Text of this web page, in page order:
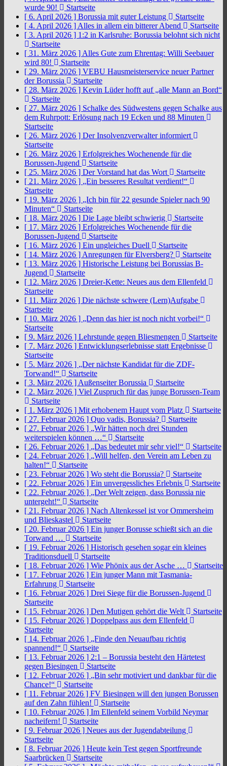
wurde 90!
Startseite
[ 6. April 2026 ] Borussia mit guter Leistung
Startseite
[ 4. April 2026 ] Alles in allem ein bitterer Abend
Startseite
[ 3. April 2026 ] 1:2 in Karlsruhe: Borussia belohnt sich nicht
Startseite
[ 31. März 2026 ] Alles Gute zum Ehrentag: Willi Seebauer
wird 80!
Startseite
[ 29. März 2026 ] VEBU Hausmeisterservice neuer Partner
der Borussia
Startseite
[ 28. März 2026 ] Kevin Lüder hofft auf „alle Mann an Bord“
Startseite
[ 27. März 2026 ] Schalke des Südwestens gegen Schalke aus
dem Ruhrpott: Erlösung nach 19 Ecken und 88 Minuten
Startseite
[ 26. März 2026 ] Der Insolvenzverwalter informiert
Startseite
[ 26. März 2026 ] Erfolgreiches Wochenende für die
Borussen-Jugend
Startseite
[ 25. März 2026 ] Der Vorstand hat das Wort
Startseite
[ 21. März 2026 ] „Ein besseres Resultat verdient!“
Startseite
[ 19. März 2026 ] „Ich bin für 22 gesunde Spieler nach 90
Minuten“
Startseite
[ 18. März 2026 ] Die Lage bleibt schwierig
Startseite
[ 17. März 2026 ] Erfolgreiches Wochenende für die
Borussen-Jugend
Startseite
[ 16. März 2026 ] Ein ungleiches Duell
Startseite
[ 14. März 2026 ] Anregungen für Elversberg?
Startseite
[ 13. März 2026 ] Historische Leistung bei Borussias B-
Jugend
Startseite
[ 12. März 2026 ] Dreier-Kette: Neues aus dem Ellenfeld
Startseite
[ 11. März 2026 ] Die nächste schwere (Lern)Aufgabe
Startseite
[ 10. März 2026 ] „Denn das hier ist noch nicht vorbei!“
Startseite
[ 9. März 2026 ] Lehrstunde gegen Bliesmengen
Startseite
[ 7. März 2026 ] Entwicklungserlebnisse statt Ergebnisse
Startseite
[ 5. März 2026 ] „Der nächste Kandidat für die ZDF-
Torwand!“
Startseite
[ 3. März 2026 ] Außenseiter Borussia
Startseite
[ 2. März 2026 ] Viel Zuspruch für das junge Borussen-Team
Startseite
[ 1. März 2026 ] Mit erhobenem Haupt vom Platz
Startseite
[ 27. Februar 2026 ] Quo vadis, Borussia?
Startseite
[ 27. Februar 2026 ] „Wir hätten noch drei Stunden
weiterspielen können …“
Startseite
[ 26. Februar 2026 ] „Das bedeutet mir sehr viel!“
Startseite
[ 24. Februar 2026 ] „Will helfen, den Verein am Leben zu
halten!“
Startseite
[ 23. Februar 2026 ] Wo steht die Borussia?
Startseite
[ 22. Februar 2026 ] Ein unvergessliches Erlebnis
Startseite
[ 22. Februar 2026 ] „Der Welt zeigen, dass Borussia nie
untergeht!“
Startseite
[ 21. Februar 2026 ] Nach Altenkessel ist vor Ommersheim
und Blieskastel
Startseite
[ 20. Februar 2026 ] Ein junger Borusse schießt sich an die
Torwand …
Startseite
[ 19. Februar 2026 ] Historisch gesehen sogar ein kleines
Traditionsduell
Startseite
[ 18. Februar 2026 ] Wie Phönix aus der Asche …
Startseite
[ 17. Februar 2026 ] Ein junger Mann mit Tasmania-
Erfahrung
Startseite
[ 16. Februar 2026 ] Drei Siege für die Borussen-Jugend
Startseite
[ 15. Februar 2026 ] Den Mutigen gehört die Welt
Startseite
[ 15. Februar 2026 ] Doppelpass aus dem Ellenfeld
Startseite
[ 14. Februar 2026 ] „Finde den Neuaufbau richtig
spannend!“
Startseite
[ 13. Februar 2026 ] 2:1 – Borussia besteht den Härtetest
gegen Biesingen
Startseite
[ 12. Februar 2026 ] „Bin sehr motiviert und dankbar für die
Chance!“
Startseite
[ 11. Februar 2026 ] FV Biesingen will den jungen Borussen
auf den Zahn fühlen!
Startseite
[ 10. Februar 2026 ] Im Ellenfeld seinem Vorbild Neymar
nacheifern!
Startseite
[ 9. Februar 2026 ] Neues aus der Jugendabteilung
Startseite
[ 8. Februar 2026 ] Heute kein Test gegen Sportfreunde
Saarbrücken
Startseite